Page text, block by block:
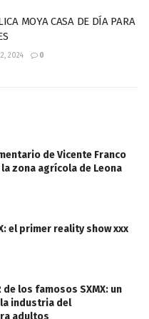
MOYA CASA DE DÍA PARA
2024 0
de Vicente Franco
zona agrícola de Leona
el primer reality show xxx
de los famosos SXMX: un
industria del
adultos